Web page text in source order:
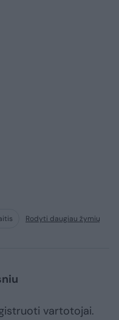
Rodyti daugiau žymių
vartotojai.